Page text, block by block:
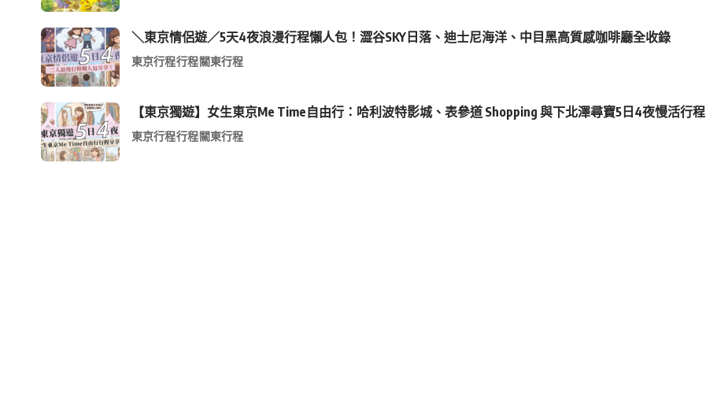
＼東京情侶遊／5天4夜浪漫行程懶人包！澀谷SKY日落、迪士尼海洋、中目黑高質感咖啡廳全收錄
東京行程行程關東行程
【東京獨遊】女生東京Me Time自由行：哈利波特影城、表參道 Shopping 與下北澤尋寶5日4夜慢活行程
東京行程行程關東行程